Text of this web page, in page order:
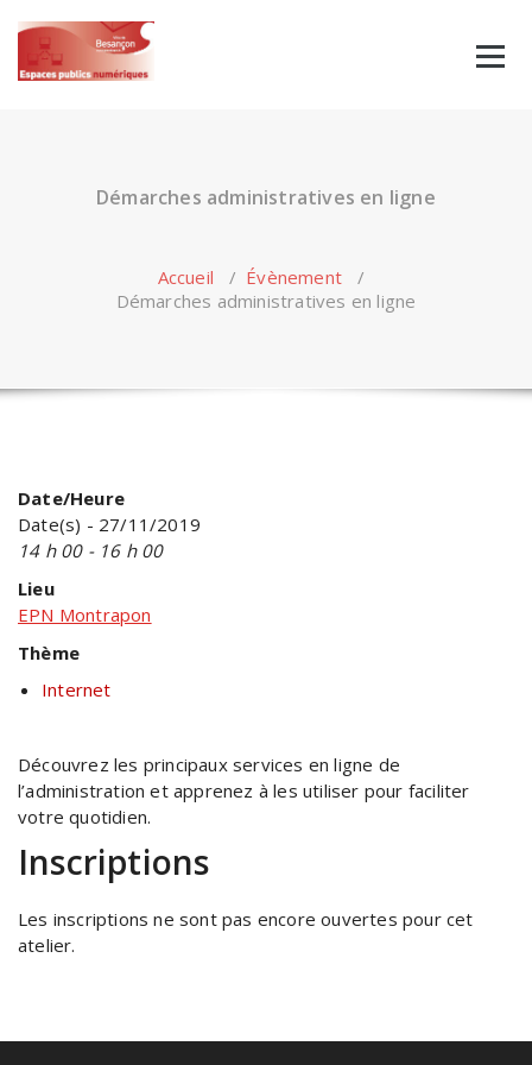
content
Démarches administratives en ligne
Accueil / Évènement /
Démarches administratives en ligne
Date/Heure
Date(s) - 27/11/2019
14 h 00 - 16 h 00
Lieu
EPN Montrapon
Thème
Internet
Découvrez les principaux services en ligne de
l’administration et apprenez à les utiliser pour faciliter
votre quotidien.
Inscriptions
Les inscriptions ne sont pas encore ouvertes pour cet
atelier.